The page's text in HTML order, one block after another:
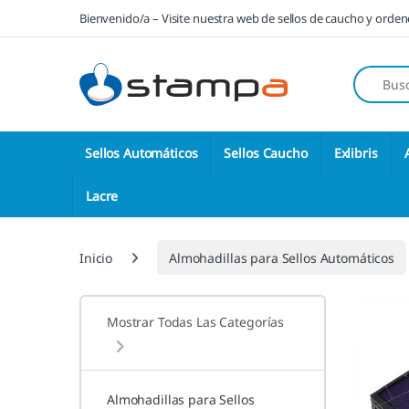
Saltar a la navegación
Saltar al contenidoBienvenido/a – Visite nuestra web de sellos de caucho y
Sellos Automáticos Sellos Caucho Exlibris
Lacre
Inicio Almohadillas para Sellos Automáticos
Mostrar Todas Las Categorías
Almohadillas para Sellos